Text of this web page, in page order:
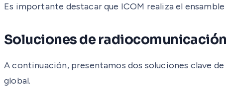
Es importante destacar que ICOM realiza el
Soluciones de
A continuación, presentamos dos soluciones clave
global.